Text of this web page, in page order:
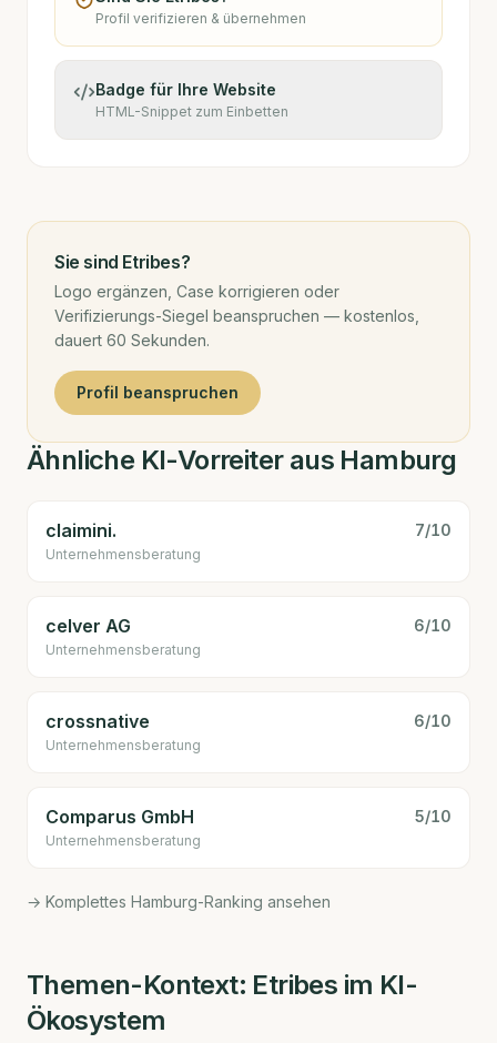
Profil verifizieren & übernehmen
Badge für Ihre Website
HTML-Snippet zum Einbetten
Sie sind Etribes?
Logo ergänzen, Case korrigieren oder
Verifizierungs-Siegel beanspruchen — kostenlos,
dauert 60 Sekunden.
Profil beanspruchen
Ähnliche KI-Vorreiter aus Hamburg
claimini. 7/10
Unternehmens­beratung
celver AG 6/10
Unternehmens­beratung
crossnative 6/10
Unternehmens­beratung
Comparus GmbH 5/10
Unternehmens­beratung
→ Komplettes Hamburg-Ranking ansehen
Themen-Kontext: Etribes im KI-
Ökosystem